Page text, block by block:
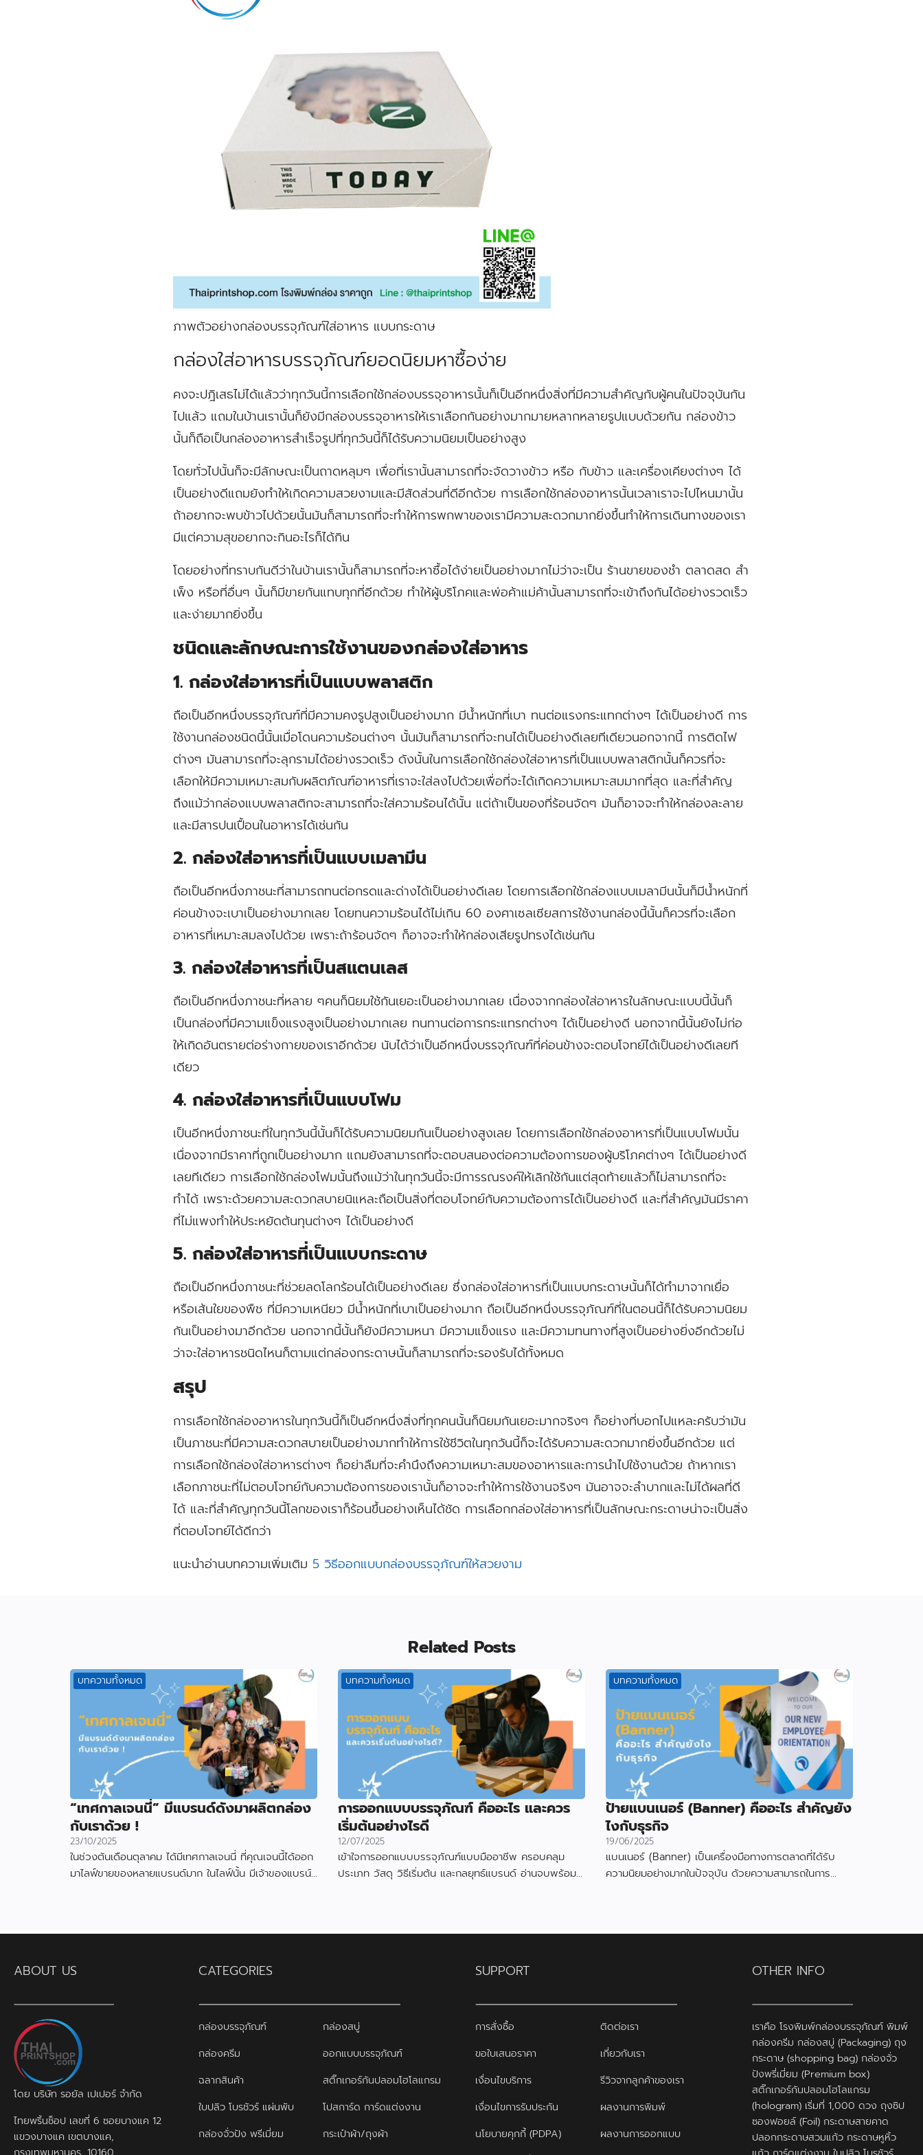
ภาพตัวอย่างกล่องบรรจุภัณฑ์ใส่อาหาร แบบกระดาษ
กล่องใส่อาหารบรรจุภัณฑ์ยอดนิยมหาซื้อง่าย
คงจะปฎิเสธไม่ได้แล้วว่าทุกวันนี้การเลือกใช้กล่องบรรจุอาหารนั้นก็เป็นอีกหนึ่งสิ่งที่มีความสำคัญกับผู้คนในปัจจุบันกัน
ไปแล้ว แถมในบ้านเรานั้นก็ยังมีกล่องบรรจุอาหารให้เราเลือกกันอย่างมากมายหลากหลายรูปแบบด้วยกัน กล่องข้าว
นั้นก็ถือเป็นกล่องอาหารสำเร็จรูปที่ทุกวันนี้ก็ได้รับความนิยมเป็นอย่างสูง
โดยทั่วไปนั้นก็จะมีลักษณะเป็นถาดหลุมๆ เพื่อที่เรานั้นสามารถที่จะจัดวางข้าว หรือ กับข้าว และเครื่องเคียงต่างๆ ได้
เป็นอย่างดีแถมยังทำให้เกิดความสวยงามและมีสัดส่วนที่ดีอีกด้วย การเลือกใช้กล่องอาหารนั้นเวลาเราจะไปไหนมานั้น
ถ้าอยากจะพบข้าวไปด้วยนั้นมันก็สามารถที่จะทำให้การพกพาของเรามีความสะดวกมากยิ่งขึ้นทำให้การเดินทางของเรา
มีแต่ความสุขอยากจะกินอะไรก็ได้กิน
โดยอย่างที่ทราบกันดีว่าในบ้านเรานั้นก็สามารถที่จะหาซื้อได้ง่ายเป็นอย่างมากไม่ว่าจะเป็น ร้านขายของชำ ตลาดสด สำ
เพ็ง หรือที่อื่นๆ นั้นก็มีขายกันแทบทุกที่อีกด้วย ทำให้ผู้บริโภคและพ่อค้าแม่ค้านั้นสามารถที่จะเข้าถึงกันได้อย่างรวดเร็ว
และง่ายมากยิ่งขึ้น
ชนิดและลักษณะการใช้งานของกล่องใส่อาหาร
1. กล่องใส่อาหารที่เป็นแบบพลาสติก
ถือเป็นอีกหนึ่งบรรจุภัณฑ์ที่มีความคงรูปสูงเป็นอย่างมาก มีน้ำหนักที่เบา ทนต่อแรงกระแทกต่างๆ ได้เป็นอย่างดี การ
ใช้งานกล่องชนิดนี้นั้นเมื่อโดนความร้อนต่างๆ นั้นมันก็สามารถที่จะทนได้เป็นอย่างดีเลยทีเดียวนอกจากนี้ การติดไฟ
ต่างๆ มันสามารถที่จะลุกรามได้อย่างรวดเร็ว ดังนั้นในการเลือกใช้กล่องใส่อาหารที่เป็นแบบพลาสติกนั้นก็ควรที่จะ
เลือกให้มีความเหมาะสมกับผลิตภัณฑ์อาหารที่เราจะใส่ลงไปด้วยเพื่อที่จะได้เกิดความเหมาะสมมากที่สุด และที่สำคัญ
ถึงแม้ว่ากล่องแบบพลาสติกจะสามารถที่จะใส่ความร้อนได้นั้น แต่ถ้าเป็นของที่ร้อนจัดๆ มันก็อาจจะทำให้กล่องละลาย
และมีสารปนเปื้อนในอาหารได้เช่นกัน
2. กล่องใส่อาหารที่เป็นแบบเมลามีน
ถือเป็นอีกหนึ่งภาชนะที่สามารถทนต่อกรดและด่างได้เป็นอย่างดีเลย โดยการเลือกใช้กล่องแบบเมลามีนนั้นก็มีน้ำหนักที่
ค่อนข้างจะเบาเป็นอย่างมากเลย โดยทนความร้อนได้ไม่เกิน 60 องศาเซลเซียสการใช้งานกล่องนี้นั้นก็ควรที่จะเลือก
อาหารที่เหมาะสมลงไปด้วย เพราะถ้าร้อนจัดๆ ก็อาจจะทำให้กล่องเสียรูปทรงได้เช่นกัน
3. กล่องใส่อาหารที่เป็นสแตนเลส
ถือเป็นอีกหนึ่งภาชนะที่หลาย ๆคนก็นิยมใช้กันเยอะเป็นอย่างมากเลย เนื่องจากกล่องใส่อาหารในลักษณะแบบนี้นั้นก็
เป็นกล่องที่มีความแข็งแรงสูงเป็นอย่างมากเลย ทนทานต่อการกระแทรกต่างๆ ได้เป็นอย่างดี นอกจากนี้นั้นยังไม่ก่อ
ให้เกิดอันตรายต่อร่างกายของเราอีกด้วย นับได้ว่าเป็นอีกหนึ่งบรรจุภัณฑ์ที่ค่อนข้างจะตอบโจทย์ได้เป็นอย่างดีเลยที
เดียว
4. กล่องใส่อาหารที่เป็นแบบโฟม
เป็นอีกหนึ่งภาชนะที่ในทุกวันนี้นั้นก็ได้รับความนิยมกันเป็นอย่างสูงเลย โดยการเลือกใช้กล่องอาหารที่เป็นแบบโฟมนั้น
เนื่องจากมีราคาที่ถูกเป็นอย่างมาก แถมยังสามารถที่จะตอบสนองต่อความต้องการของผู้บริโภคต่างๆ ได้เป็นอย่างดี
เลยทีเดียว การเลือกใช้กล่องโฟมนั้นถึงแม้ว่าในทุกวันนี้จะมีการรณรงค์ให้เลิกใช้กันแต่สุดท้ายแล้วก็ไม่สามารถที่จะ
ทำได้ เพราะด้วยความสะดวกสบายนิแหละถือเป็นสิ่งที่ตอบโจทย์กับความต้องการได้เป็นอย่างดี และที่สำคัญมันมีราคา
ที่ไม่แพงทำให้ประหยัดต้นทุนต่างๆ ได้เป็นอย่างดี
5. กล่องใส่อาหารที่เป็นแบบกระดาษ
ถือเป็นอีกหนึ่งภาชนะที่ช่วยลดโลกร้อนได้เป็นอย่างดีเลย ซึ่งกล่องใส่อาหารที่เป็นแบบกระดาษนั้นก็ได้ทำมาจากเยื่อ
หรือเส้นใยของพืช ที่มีความเหนียว มีน้ำหนักที่เบาเป็นอย่างมาก ถือเป็นอีกหนึ่งบรรจุภัณฑ์ที่ในตอนนี้ก็ได้รับความนิยม
กันเป็นอย่างมาอีกด้วย นอกจากนี้นั้นก็ยังมีความหนา มีความแข็งแรง และมีความทนทางที่สูงเป็นอย่างยิ่งอีกด้วยไม่
ว่าจะใส่อาหารชนิดไหนก็ตามแต่กล่องกระดาษนั้นก็สามารถที่จะรองรับได้ทั้งหมด
สรุป
การเลือกใช้กล่องอาหารในทุกวันนี้ก็เป็นอีกหนึ่งสิ่งที่ทุกคนนั้นก็นิยมกันเยอะมากจริงๆ ก็อย่างที่บอกไปแหละครับว่ามัน
เป็นภาชนะที่มีความสะดวกสบายเป็นอย่างมากทำให้การใช้ชีวิตในทุกวันนี้ก็จะได้รับความสะดวกมากยิ่งขึ้นอีกด้วย แต่
การเลือกใช้กล่องใส่อาหารต่างๆ ก็อย่าลืมที่จะคำนึงถึงความเหมาะสมของอาหารและการนำไปใช้งานด้วย ถ้าหากเรา
เลือกภาชนะที่ไม่ตอบโจทย์กับความต้องการของเรานั้นก็อาจจะทำให้การใช้งานจริงๆ มันอาจจะลำบากและไม่ได้ผลที่ดี
ได้ และที่สำคัญทุกวันนี้โลกของเราก็ร้อนขึ้นอย่างเห็นได้ชัด การเลือกกล่องใส่อาหารที่เป็นลักษณะกระดาษน่าจะเป็นสิ่ง
ที่ตอบโจทย์ได้ดีกว่า
แนะนำอ่านบทความเพิ่มเติม 5 วิธีออกแบบกล่องบรรจุภัณฑ์ให้สวยงาม
Related Posts
บทความทั้งหมด
“เทศกาลเจนนี่” มีแบรนด์ดังมาผลิตกล่อง
กับเราด้วย !
23/10/2025
ในช่วงต้นเดือนตุลาคม ได้มีเทศกาลเจนนี่ ที่คุณเจนนี้ได้ออก
มาไลฟ์ขายของหลายแบรนด์มาก ในไลฟ์นั้น มีเจ้าของแบรน์
บทความทั้งหมด
การออกแบบบรรจุภัณฑ์ คืออะไร และควร
เริ่มต้นอย่างไรดี
12/07/2025
เข้าใจการออกแบบบรรจุภัณฑ์แบบมืออาชีพ ครอบคลุม
ประเภท วัสดุ วิธีเริ่มต้น และกลยุทธ์แบรนด์ อ่านจบพร้อม
บทความทั้งหมด
ป้ายแบนเนอร์ (Banner) คืออะไร สำคัญยัง
ไงกับธุรกิจ
19/06/2025
แบนเนอร์ (Banner) เป็นเครื่องมือทางการตลาดที่ได้รับ
ความนิยมอย่างมากในปัจจุบัน ด้วยความสามารถในการ
ABOUT US
โดย บริษัท รอยัล เปเปอร์ จำกัด
ไทยพริ้นช็อป เลขที่ 6 ซอยบางแค 12
แขวงบางแค เขตบางแค,
CATEGORIES
กล่องบรรจุภัณฑ์
กล่องสบู่
กล่องครีม
ออกแบบบรรจุภัณฑ์
ฉลากสินค้า
สติ๊กเกอร์กันปลอมโฮโลแกรม
ใบปลิว โบรชัวร์ แผ่นพับ
โปสการ์ด การ์ดแต่งงาน
กล่องจั่วปัง พรีเมี่ยม
กระเป๋าผ้า/ถุงผ้า
SUPPORT
การสั่งซื้อ
ติดต่อเรา
ขอใบเสนอราคา
เกี่ยวกับเรา
เงื่อนไขบริการ
รีวิวจากลูกค้าของเรา
เงื่อนไขการรับประกัน
ผลงานการพิมพ์
นโยบายคุกกี้ (PDPA)
ผลงานการออกแบบ
OTHER INFO
เราคือ โรงพิมพ์กล่องบรรจุภัณฑ์ พิมพ์
กล่องครีม กล่องสบู่ (Packaging) ถุง
กระดาษ (shopping bag) กล่องจั่ว
ปังพรี่เมี่ยม (Premium box)
สติ๊กเกอร์กันปลอมโฮโลแกรม
(hologram) เริ่มที่ 1,000 ดวง ถุงซิป
ซองฟอยล์ (Foil) กระดาษสายคาด
ปลอกกระดาษสวมแก้ว กระดาษหูหิ้ว